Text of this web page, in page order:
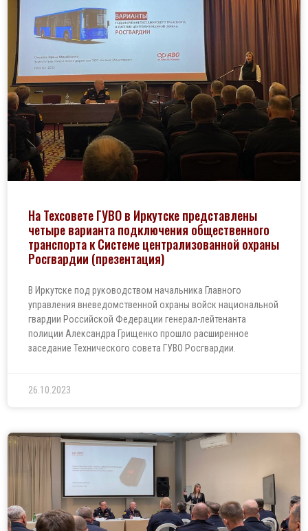
На Техсовете ГУВО в Иркутске представлены
четыре варианта подключения общественного
транспорта к Системе централизованной охраны
Росгвардии (презентация)
В Иркутске под руководством начальника Главного
управления вневедомственной охраны войск национальной
гвардии Российской Федерации генерал-лейтенанта
полиции Александра Грищенко прошло расширенное
заседание Технического совета ГУВО Росгвардии.
26.10.2023